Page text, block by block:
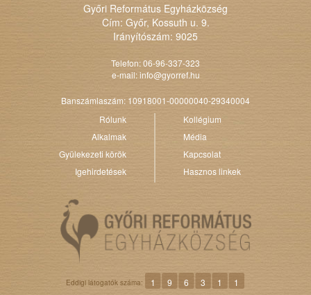
Győri Református Egyházközség
Cím: Győr, Kossuth u. 9.
Irányítószám: 9025
Telefon: 06-96-337-323
e-mail:info@gyorref.hu
Banszámlaszám: 10918001-00000040-29340004
Rólunk
Alkalmak
Gyülekezeti körök
Igehirdetések
Kollégium
Média
Kapcsolat
Hasznos linkek
Eddigi látogatók száma: 1 9 6 3 1 1